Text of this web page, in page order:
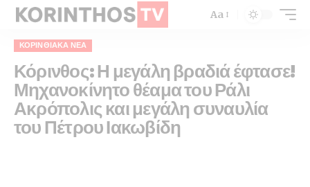
Aa
ΚΟΡΙΝΘΙΑΚΆ ΝΈΑ
Κόρινθος: Η μεγάλη βραδιά έφτασε!
Μηχανοκίνητο θέαμα του Ράλι
Ακρόπολις και μεγάλη συναυλία
του Πέτρου Ιακωβίδη